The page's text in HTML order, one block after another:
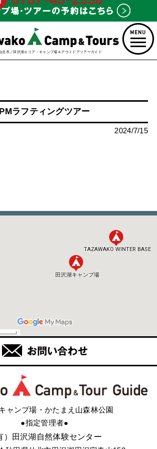
北市／田沢湖エリア・キャンプ場＆アウトドアツアーガイド
PMラフティングツアー
2024/7/15
ャンプ場・かたまえ山森林公園
●指定管理者●
）田沢湖自然体験センター